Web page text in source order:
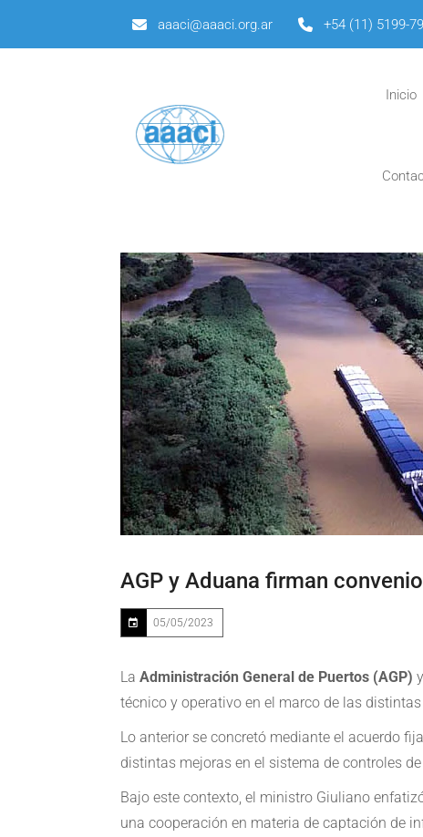
aaaci@aaaci.org.ar +54 (11) 5199-
Inicio
AGP y Aduana firman
05/05/2023
La Administración General de Puertos (AGP)
técnico y operativo en el marco de las
Lo anterior se concretó mediante el acuerdo
distintas mejoras en el sistema de controles
Bajo este contexto, el ministro Giuliano
una cooperación en materia de captación de